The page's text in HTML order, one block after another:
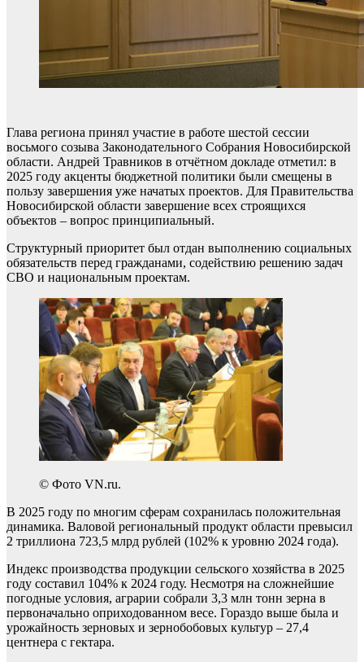
Глава региона принял участие в работе шестой сессии
восьмого созыва Законодательного Собрания Новосибирской
области. Андрей Травников в отчётном докладе отметил: в
2025 году акценты бюджетной политики были смещены в
пользу завершения уже начатых проектов. Для Правительства
Новосибирской области завершение всех строящихся
объектов – вопрос принципиальный.
Структурный приоритет был отдан выполнению социальных
обязательств перед гражданами, содействию решению задач
СВО и национальным проектам.
© Фото VN.ru.
В 2025 году по многим сферам сохранилась положительная
динамика. Валовой региональный продукт области превысил
2 триллиона 723,5 млрд рублей (102% к уровню 2024 года).
Индекс производства продукции сельского хозяйства в 2025
году составил 104% к 2024 году. Несмотря на сложнейшие
погодные условия, аграрии собрали 3,3 млн тонн зерна в
первоначально оприходованном весе. Гораздо выше была и
урожайность зерновых и зернобобовых культур – 27,4
центнера с гектара.